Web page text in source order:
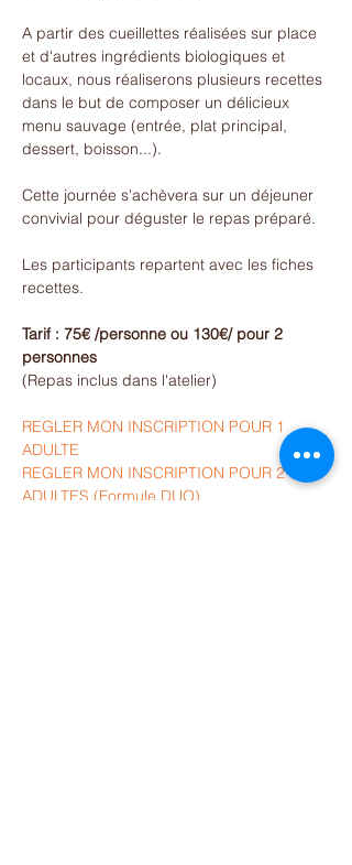
A partir des cueillettes réalisées sur place
et d'autres ingrédients biologiques et
locaux, nous réaliserons plusieurs recettes
dans le but de composer un délicieux
menu sauvage (entrée, plat principal,
dessert, boisson...).
Cette journée s'achèvera sur un déjeuner
convivial pour déguster le repas préparé.
Les participants repartent avec les fiches
recettes.
Tarif : 75€ /personne ou 130€/ pour 2
personnes
(Repas inclus dans l'atelier)
REGLER MON INSCRIPTION POUR 1
ADULTE
REGLER MON INSCRIPTION POUR 2
ADULTES (Formule DUO)